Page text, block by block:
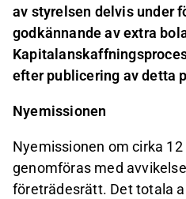
av styrelsen delvis under
godkännande av extra
efter publicering av detta
Nyemissionen
Nyemissionen om cirka
genomföras med
företrädesrätt. Det totala